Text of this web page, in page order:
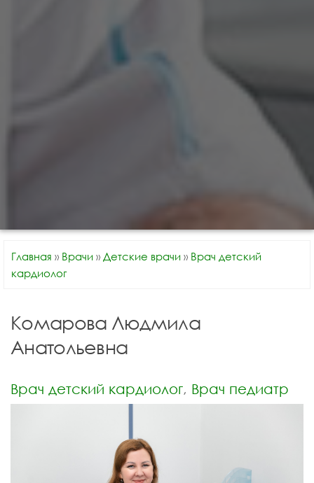
Главная » Врачи » Детские врачи » Врач детский
кардиолог
Комарова Людмила
Анатольевна
Врач детский кардиолог, Врач педиатр